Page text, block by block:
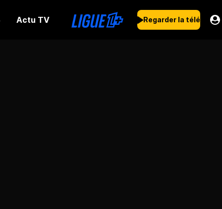
Actu TV Regarder la télé